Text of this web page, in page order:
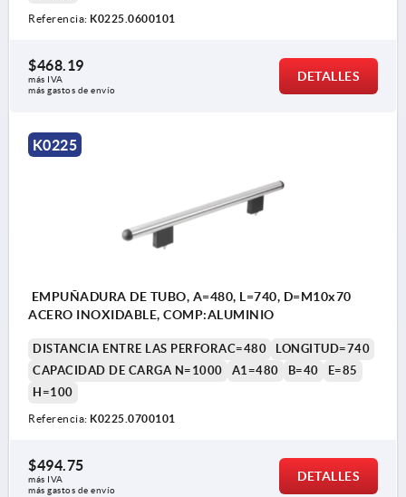
Referencia: K0225.0600101
$468.19
más IVA
más gastos de envío
DETALLES
K0225
EMPUÑADURA DE TUBO, A=480, L=740, D=M10x70
ACERO INOXIDABLE, COMP:ALUMINIO
DISTANCIA ENTRE LAS PERFORAC=480
LONGITUD=740
CAPACIDAD DE CARGA N=1000
A1=480 B=40
E=85
H=100
Referencia: K0225.0700101
$494.75
más IVA
más gastos de envío
DETALLES